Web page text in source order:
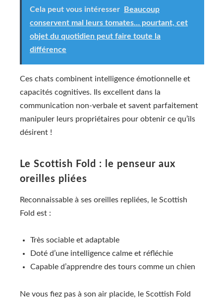
Cela peut vous intéresser
Beaucoup
conservent mal leurs tomates… pourtant, cet
objet du quotidien peut faire toute la
différence
Ces chats combinent intelligence émotionnelle et
capacités cognitives. Ils excellent dans la
communication non-verbale et savent parfaitement
manipuler leurs propriétaires pour obtenir ce qu’ils
désirent !
Le Scottish Fold : le penseur aux
oreilles pliées
Reconnaissable à ses oreilles repliées, le Scottish
Fold est :
Très sociable et adaptable
Doté d’une intelligence calme et réfléchie
Capable d’apprendre des tours comme un chien
Ne vous fiez pas à son air placide, le Scottish Fold